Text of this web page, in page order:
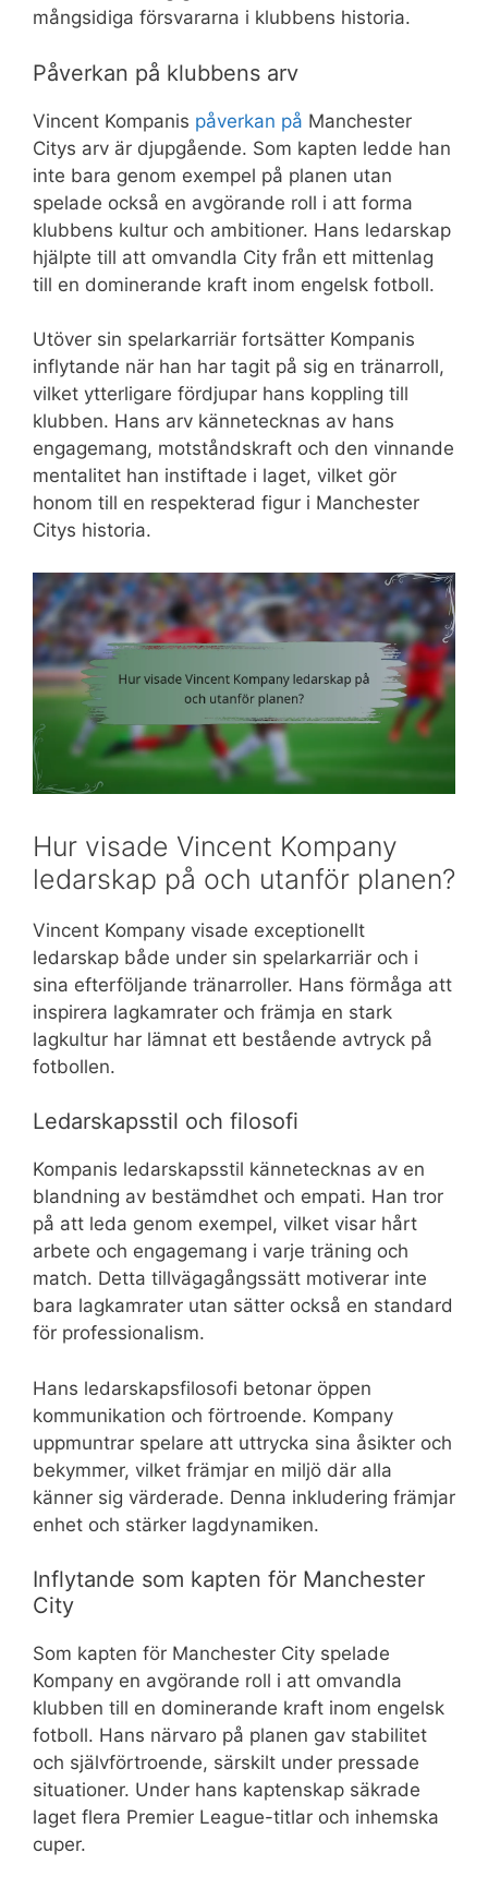
mångsidiga försvararna i klubbens historia.
Påverkan på klubbens arv
Vincent Kompanis påverkan på Manchester
Citys arv är djupgående. Som kapten ledde han
inte bara genom exempel på planen utan
spelade också en avgörande roll i att forma
klubbens kultur och ambitioner. Hans ledarskap
hjälpte till att omvandla City från ett mittenlag
till en dominerande kraft inom engelsk fotboll.
Utöver sin spelarkarriär fortsätter Kompanis
inflytande när han har tagit på sig en tränarroll,
vilket ytterligare fördjupar hans koppling till
klubben. Hans arv kännetecknas av hans
engagemang, motståndskraft och den vinnande
mentalitet han instiftade i laget, vilket gör
honom till en respekterad figur i Manchester
Citys historia.
Hur visade Vincent Kompany
ledarskap på och utanför planen?
Vincent Kompany visade exceptionellt
ledarskap både under sin spelarkarriär och i
sina efterföljande tränarroller. Hans förmåga att
inspirera lagkamrater och främja en stark
lagkultur har lämnat ett bestående avtryck på
fotbollen.
Ledarskapsstil och filosofi
Kompanis ledarskapsstil kännetecknas av en
blandning av bestämdhet och empati. Han tror
på att leda genom exempel, vilket visar hårt
arbete och engagemang i varje träning och
match. Detta tillvägagångssätt motiverar inte
bara lagkamrater utan sätter också en standard
för professionalism.
Hans ledarskapsfilosofi betonar öppen
kommunikation och förtroende. Kompany
uppmuntrar spelare att uttrycka sina åsikter och
bekymmer, vilket främjar en miljö där alla
känner sig värderade. Denna inkludering främjar
enhet och stärker lagdynamiken.
Inflytande som kapten för Manchester
City
Som kapten för Manchester City spelade
Kompany en avgörande roll i att omvandla
klubben till en dominerande kraft inom engelsk
fotboll. Hans närvaro på planen gav stabilitet
och självförtroende, särskilt under pressade
situationer. Under hans kaptenskap säkrade
laget flera Premier League-titlar och inhemska
cuper.